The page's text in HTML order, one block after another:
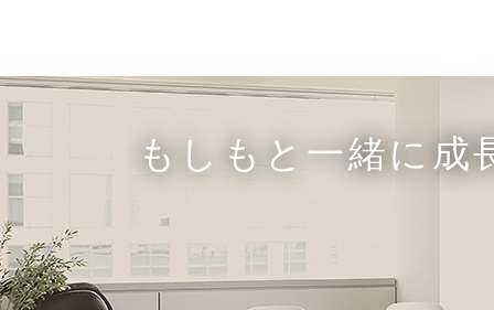
もしもと一緒に成